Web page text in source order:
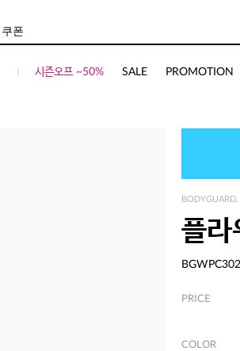
시즌오프 ~50% SALE PROMOTION
BODYGUARD.
플라
BGWPC302
PRICE
COLOR